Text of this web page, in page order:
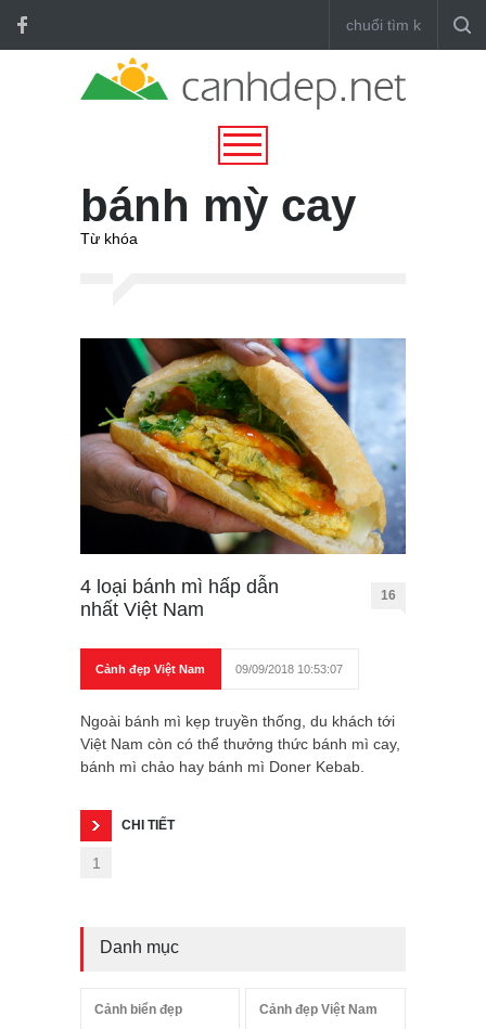
bánh mỳ cay
Từ khóa
4 loại bánh mì hấp dẫn
nhất Việt Nam
16
Cảnh đẹp Việt Nam 09/09/2018 10:53:07
Ngoài bánh mì kẹp truyền thống, du khách tới
Việt Nam còn có thể thưởng thức bánh mì cay,
bánh mì chảo hay bánh mì Doner Kebab.
CHI TIẾT
1
Danh mục
Cảnh biển đẹp Cảnh đẹp Việt Nam